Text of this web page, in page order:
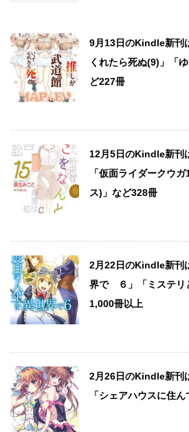
9月13日のKindle新刊
くれたら死ぬ(9)」「
ど227冊
12月5日のKindle新刊
「仮面ライダークウ
ス)」など328冊
2月22日のKindle新刊
界で ６」「ミステリ
1,000冊以上
2月26日のKindle新刊
「シェアハウスに住